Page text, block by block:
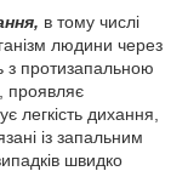
в тому числі
людини через
з протизапальною
проявляє
легкість дихання,
із запальним
швидко